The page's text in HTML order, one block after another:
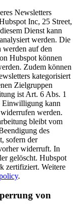
Newsletters
Inc, 25 Street,
Dienst kann
werden. Die
werden auf den
Hubspot können
Zudem können
kategorisiert
Zielgruppen
ist Art. 6 Abs. 1
kann
werden.
bleibt vom
des
sofern der
widerruft. In
gelöscht. Hubspot
zertifiziert. Weitere
.
von